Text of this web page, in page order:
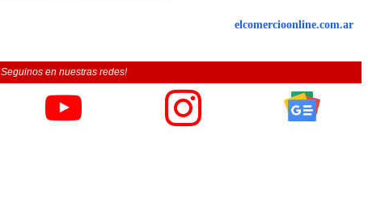
elcomercioonline.com.ar
Seguinos en nuestras redes!